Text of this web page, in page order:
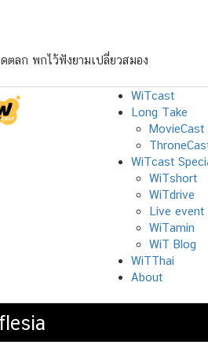
ตลก พกไว้ฟังยามเปลี่ยวสมอง
WiTcast
Long Take
MovieCast
WiTcast
WiTshort
WiTdrive
Live event
WiTamin
WiT Blog
WiTThai
About